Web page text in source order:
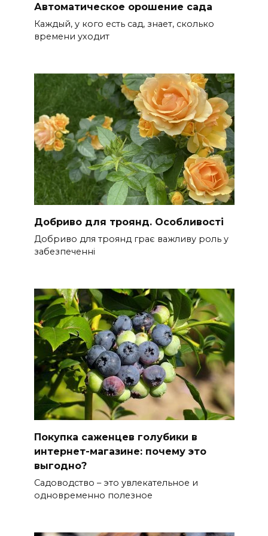
Автоматическое орошение сада
Каждый, у кого есть сад, знает, сколько
времени уходит
Добриво для троянд. Особливості
Добриво для троянд грає важливу роль у
забезпеченні
Покупка саженцев голубики в
интернет-магазине: почему это
выгодно?
Садоводство – это увлекательное и
одновременно полезное